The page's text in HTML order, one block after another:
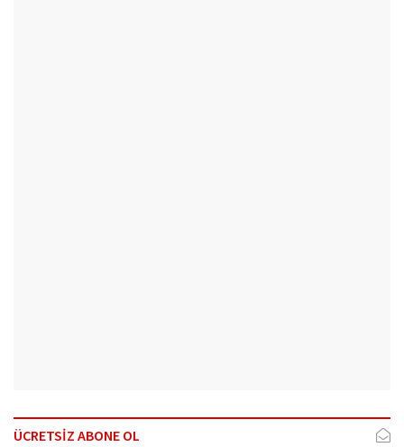
ÜCRETSİZ ABONE OL